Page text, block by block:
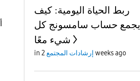
ربط الحياة اليومية: كيف
يجمع حساب سامسونج كل
شيء معًا
in إرشادات المجتمع 2 weeks ago